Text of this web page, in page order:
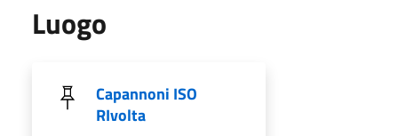
Luogo
Capannoni ISO
RIvolta